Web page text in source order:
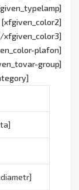
plafon]
group]